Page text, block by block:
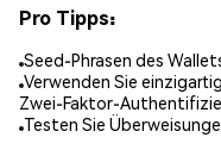
Pro Tipps:
Seed-Phrasen des
Verwenden Sie
Zwei-Faktor-
Testen Sie